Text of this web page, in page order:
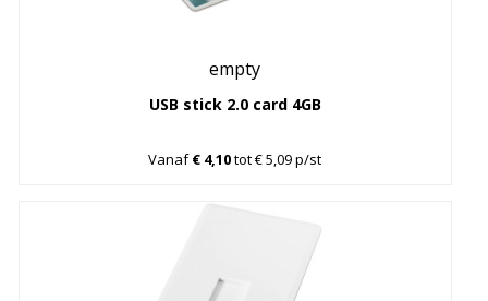
empty
USB stick 2.0 card 4GB
Vanaf€ 4,10tot € 5,09 p/st